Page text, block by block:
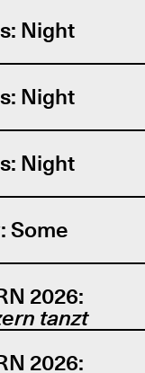
Night
Night
Night
Some
2026:
tanzt
2026: